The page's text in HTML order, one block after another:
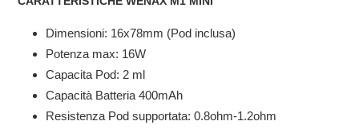
Dimensioni: 16x78mm (Pod inclusa)
Potenza max: 16W
Capacita Pod: 2 ml
Capacità Batteria 400mAh
Resistenza Pod supportata: 0.8ohm-1.2ohm